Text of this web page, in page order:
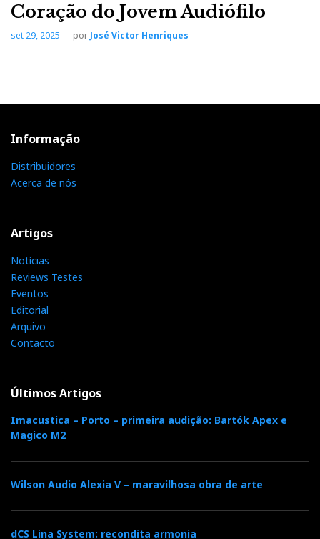
Coração do Jovem Audiófilo
set 29, 2025 porJosé Victor Henriques
Informação
Distribuidores
Acerca de nós
Artigos
Notícias
Reviews Testes
Eventos
Editorial
Arquivo
Contacto
Últimos Artigos
Imacustica – Porto – primeira audição: Bartók Apex e
Magico M2
Wilson Audio Alexia V – maravilhosa obra de arte
dCS Lina System: recondita armonia